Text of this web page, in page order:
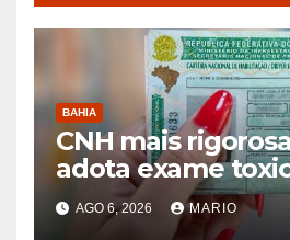
BAHIA
CNH mais
adota exame
para novos
categorias A e B
AGO 6, 2026 MARIO